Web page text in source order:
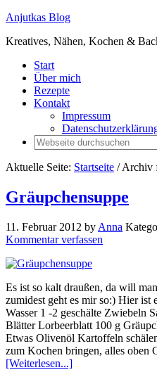
Anjutkas Blog
Kreatives, Nähen, Kochen &
Start
Über mich
Rezepte
Kontakt
Impressum
Aktuelle Seite: Startseite /Archiv
Gräupchensuppe
11. Februar 2012 by Anna
Kommentar verfassen
Es ist so kalt draußen, da will
zumidest geht es mir so:) Hier ist
Wasser 1 -2 geschälte Zwiebeln
Blätter Lorbeerblatt 100 g
Etwas Olivenöl Kartoffeln
zum Kochen bringen, alles oben
[Weiterlesen...]